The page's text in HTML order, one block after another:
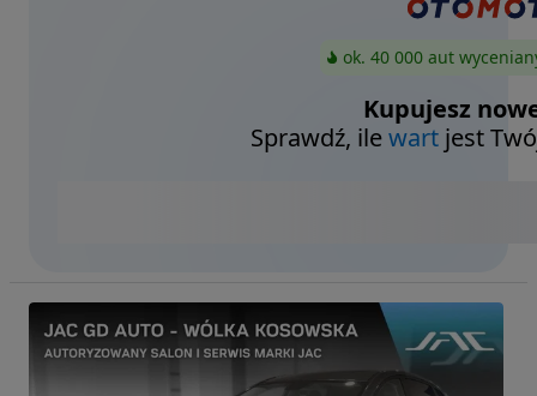
ok. 40 000 aut
Kupujesz
Sprawdź, ilewart jest